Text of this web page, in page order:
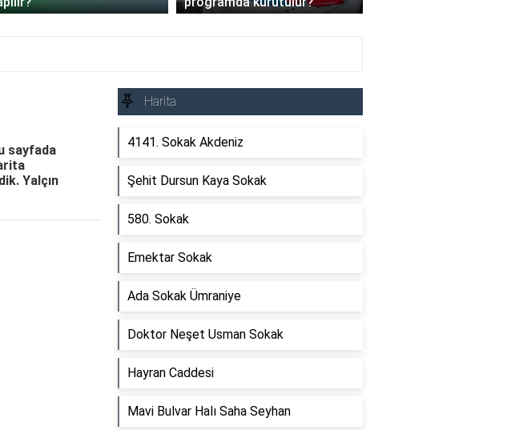
sayfada
Yalçın
Harita
4141. Sokak Akdeniz
Şehit Dursun Kaya Sokak
580. Sokak
Emektar Sokak
Ada Sokak Ümraniye
Doktor Neşet Usman Sokak
Hayran Caddesi
Mavi Bulvar Halı Saha Seyhan